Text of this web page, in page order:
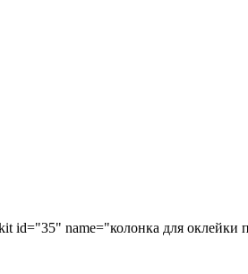
name="колонка для оклейки